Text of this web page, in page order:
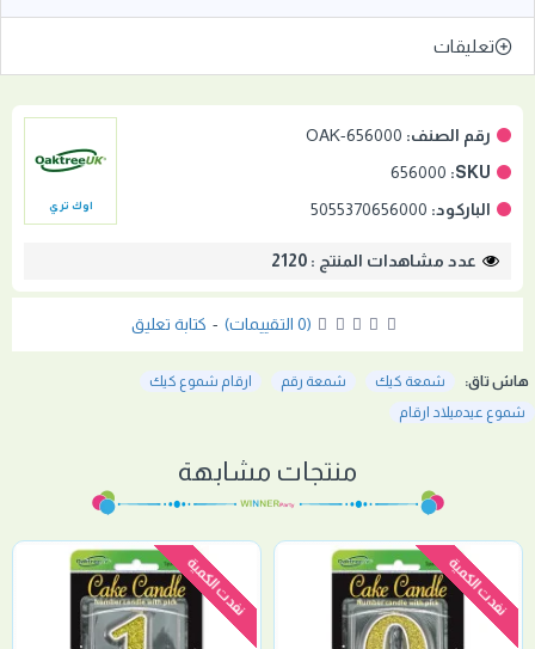
رقم الصنف: OAK-656000
SKU:
656000
الباركود: 5055370656000 اوك تري
عدد مشاهدات المنتج : 2120
(0 التقييمات) - كتابة تعليق
تعليقات
هاش تاق: شمعة كيك شمعة رقم
ارقام شموع كيك
شموع عيدميلاد ارقام
منتجات مشابهة
نفدت الكمية نفدت الكمية